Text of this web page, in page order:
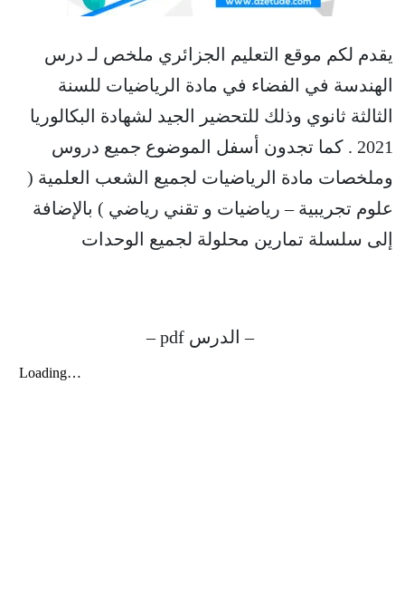
يقدم لكم موقع التعليم الجزائري ملخص لـ درس
الهندسة في الفضاء في مادة الرياضيات للسنة
الثالثة ثانوي وذلك للتحضير الجيد لشهادة البكالوريا
2021 . كما تجدون أسفل الموضوع جميع دروس
وملخصات مادة الرياضيات لجميع الشعب العلمية (
علوم تجريبية – رياضيات و تقني رياضي ) بالإضافة
إلى سلسلة تمارين محلولة لجميع الوحدات
– الدرس pdf –